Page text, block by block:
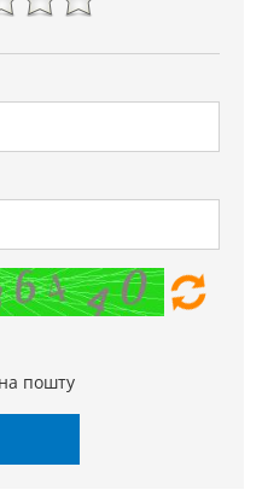
пошту